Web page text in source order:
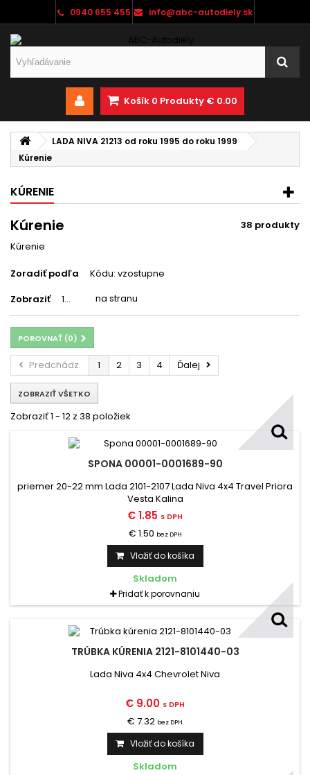
0940 655 455 info@abc-autodiely.sk
Košík 0 Produkty € 0.00
LADA NIVA 21213 od roku 1995 do roku 1999
Kúrenie
KÚRENIE
Kúrenie
38 produkty
Kúrenie
Zoradiť podľa
Kódu: vzostupne
Zobraziť
12 na stranu
POROVNAŤ (0)
Predchádz. 1 2 3 4 Ďalej
ZOBRAZIŤ VŠETKO
Zobraziť 1 - 12 z 38 položiek
SPONA 00001-0001689-90
priemer 20-22 mm Lada 2101-2107 Lada Niva 4x4 Travel Priora
Vesta Kalina
€ 1.85 s DPH
€ 1.50 bez DPH
Vložiť do košíka
Skladom
Pridať k porovnaniu
TRÚBKA KÚRENIA 2121-8101440-03
Lada Niva 4x4 Chevrolet Niva
€ 9.00 s DPH
€ 7.32 bez DPH
Vložiť do košíka
Skladom